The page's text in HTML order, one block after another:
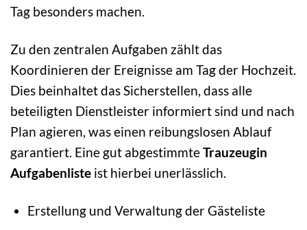
Tag besonders machen.
Zu den zentralen Aufgaben zählt das
Koordinieren der Ereignisse am Tag der Hochzeit.
Dies beinhaltet das Sicherstellen, dass alle
beteiligten Dienstleister informiert sind und nach
Plan agieren, was einen reibungslosen Ablauf
garantiert. Eine gut abgestimmteTrauzeugin
Aufgabenliste ist hierbei unerlässlich.
Erstellung und Verwaltung der Gästeliste